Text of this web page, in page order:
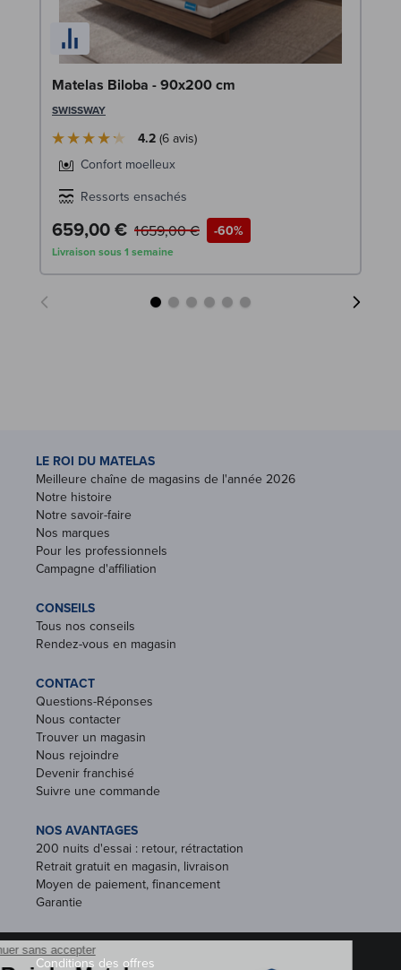
Matelas Biloba - 90x200 cm
SWISSWAY
4.2 6 avis
Confort moelleux
Ressorts ensachés
659,00 € -60%
1 659,00 €
Livraison sous 1 semaine
LE ROI DU MATELAS
Meilleure chaîne de magasins de l'année 2026
Notre histoire
Notre savoir-faire
Nos marques
Pour les professionnels
Campagne d'affiliation
CONSEILS
Tous nos conseils
Rendez-vous en magasin
CONTACT
Questions-Réponses
Nous contacter
Trouver un magasin
Nous rejoindre
Devenir franchisé
Suivre une commande
NOS AVANTAGES
200 nuits d'essai : retour, rétractation
Retrait gratuit en magasin, livraison
Moyen de paiement, financement
Garantie
Conditions des offres